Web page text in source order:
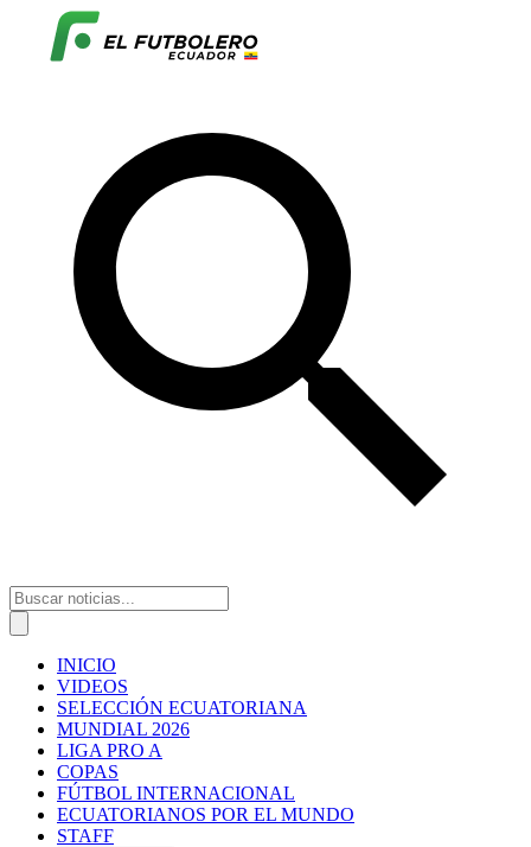
INICIO
VIDEOS
SELECCIÓN ECUATORIANA
MUNDIAL 2026
LIGA PRO A
COPAS
FÚTBOL INTERNACIONAL
ECUATORIANOS POR EL MUNDO
STAFF